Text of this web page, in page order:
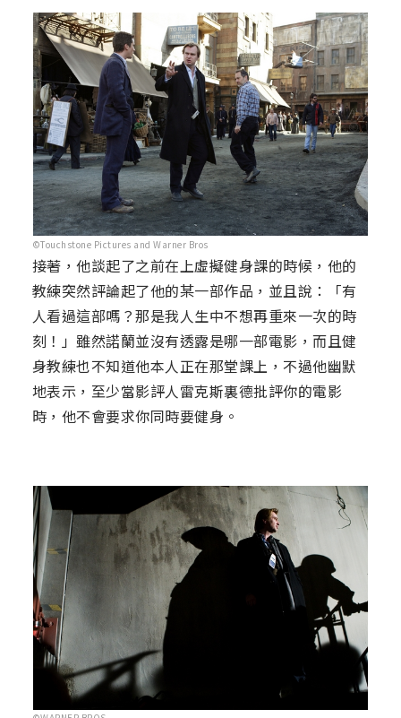
©Touchstone Pictures and Warner Bros
接著，他談起了之前在上虛擬健身課的時候，他的
教練突然評論起了他的某一部作品，並且說：「有
人看過這部嗎？那是我人生中不想再重來一次的時
刻！」雖然諾蘭並沒有透露是哪一部電影，而且健
身教練也不知道他本人正在那堂課上，不過他幽默
地表示，至少當影評人雷克斯裏德批評你的電影
時，他不會要求你同時要健身。